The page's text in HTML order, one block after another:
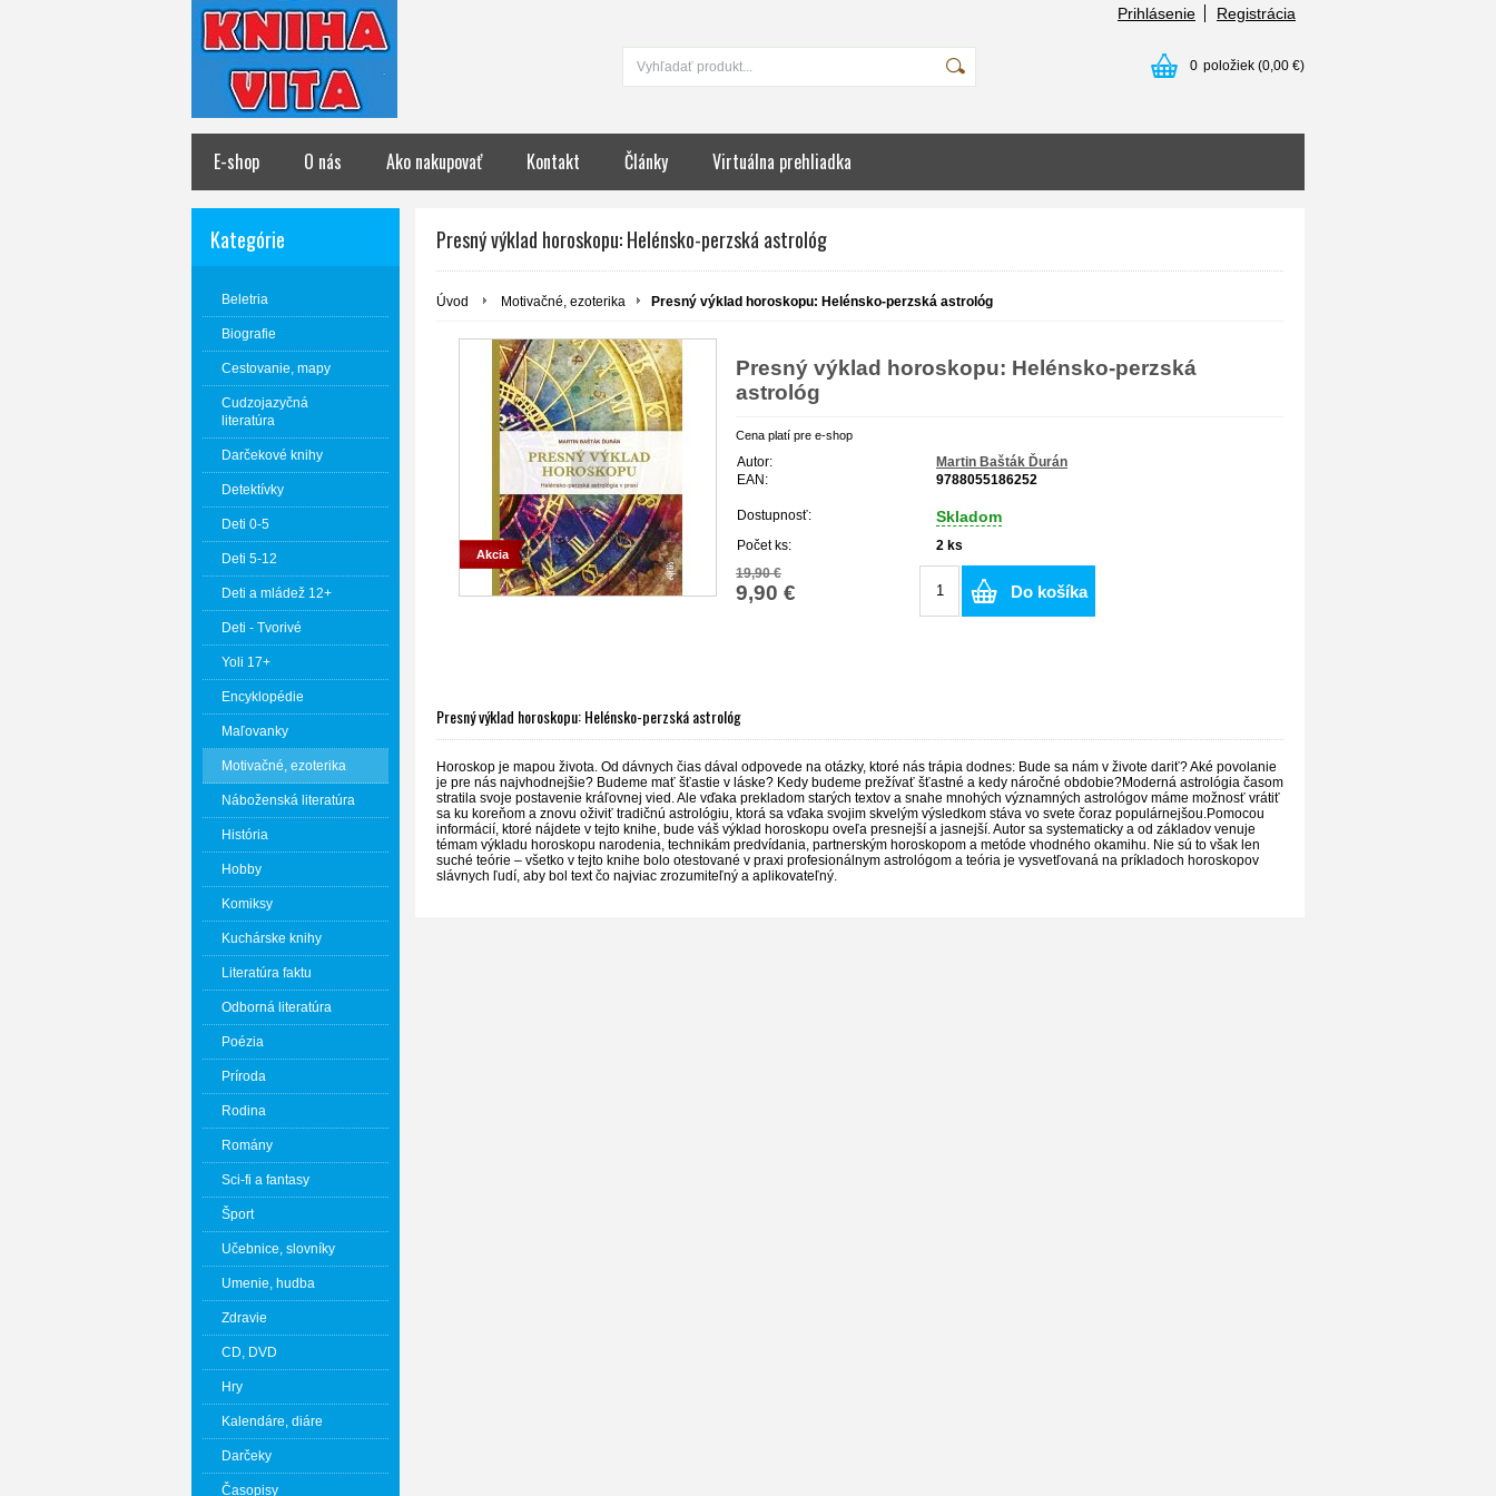
Prihlásenie Registrácia
0 položiek (0,00 €)
E-shop O nás Ako nakupovať Kontakt Články Virtuálna prehliadka
Kategórie
Beletria
Biografie
Cestovanie, mapy
Cudzojazyčná
literatúra
Darčekové knihy
Detektívky
Deti 0-5
Deti 5-12
Deti a mládež 12+
Deti - Tvorivé
Yoli 17+
Encyklopédie
Maľovanky
Motivačné, ezoterika
Náboženská literatúra
História
Hobby
Komiksy
Kuchárske knihy
Literatúra faktu
Odborná literatúra
Poézia
Príroda
Rodina
Romány
Sci-fi a fantasy
Šport
Učebnice, slovníky
Umenie, hudba
Zdravie
CD, DVD
Hry
Kalendáre, diáre
Darčeky
Časopisy
Presný výklad horoskopu: Helénsko-perzská astrológ
Úvod Motivačné, ezoterika Presný výklad horoskopu: Helénsko-perzská astrológ
Akcia
Presný výklad horoskopu: Helénsko-perzská
astrológ
Cena platí pre e-shop
Autor:
Martin Bašták Ďurán
EAN:
9788055186252
Dostupnosť: Skladom
Počet ks: 2 ks
19,90 €
9,90 € Do košíka
Presný výklad horoskopu: Helénsko-perzská astrológ
Horoskop je mapou života. Od dávnych čias dával odpovede na otázky, ktoré nás trápia dodnes: Bude sa nám v živote dariť? Aké povolanie
je pre nás najvhodnejšie? Budeme mať šťastie v láske? Kedy budeme prežívať šťastné a kedy náročné obdobie?Moderná astrológia časom
stratila svoje postavenie kráľovnej vied. Ale vďaka prekladom starých textov a snahe mnohých významných astrológov máme možnosť vrátiť
sa ku koreňom a znovu oživiť tradičnú astrológiu, ktorá sa vďaka svojim skvelým výsledkom stáva vo svete čoraz populárnejšou.Pomocou
informácií, ktoré nájdete v tejto knihe, bude váš výklad horoskopu oveľa presnejší a jasnejší. Autor sa systematicky a od základov venuje
témam výkladu horoskopu narodenia, technikám predvídania, partnerským horoskopom a metóde vhodného okamihu. Nie sú to však len
suché teórie – všetko v tejto knihe bolo otestované v praxi profesionálnym astrológom a teória je vysvetľovaná na príkladoch horoskopov
slávnych ľudí, aby bol text čo najviac zrozumiteľný a aplikovateľný.